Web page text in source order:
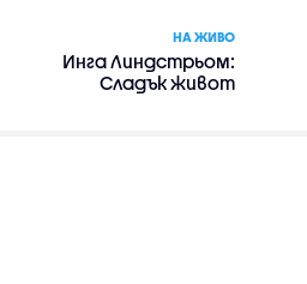
НА ЖИВО
Инга Линдстрьом:
Сладък живот